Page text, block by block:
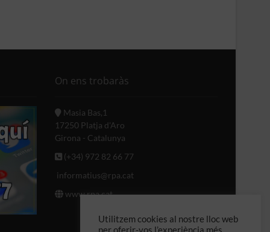
On ens trobaràs
Masia Bas,1
17250 Platja d'Aro
Girona - Catalunya
(+34) 972 82 66 77
informatius@rpa.cat
www.rpa.cat
Utilitzem cookies al nostre lloc web
per oferir-vos l’experiència més